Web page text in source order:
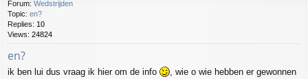
Forum: Wedstrijden
Topic: en?
Replies: 10
Views: 24824
en?
ik ben lui dus vraag ik hier om de info , wie o wie hebben er gewonnen